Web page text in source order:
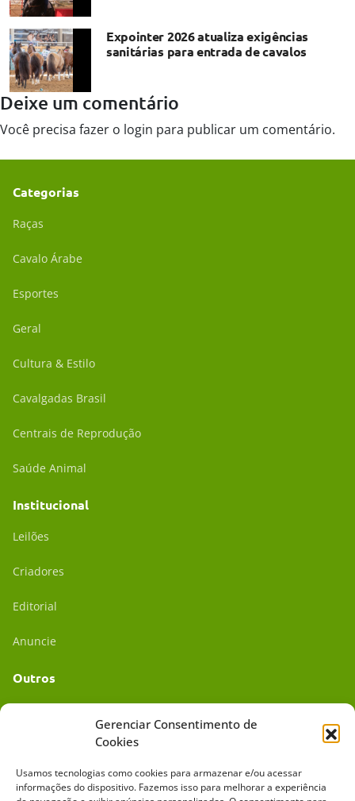
Gerenciar Consentimento de
Cookies
Usamos tecnologias como cookies para armazenar e/ou acessar
informações do dispositivo. Fazemos isso para melhorar a experiência
Expointer 2026 atualiza exigências
sanitárias para entrada de cavalos
Deixe um comentário
Você precisa fazer o login para publicar um comentário.
Categorias
Raças
Cavalo Árabe
Esportes
Geral
Cultura & Estilo
Cavalgadas Brasil
Centrais de Reprodução
Saúde Animal
Institucional
Leilões
Criadores
Editorial
Anuncie
Outros
Mídia Kit